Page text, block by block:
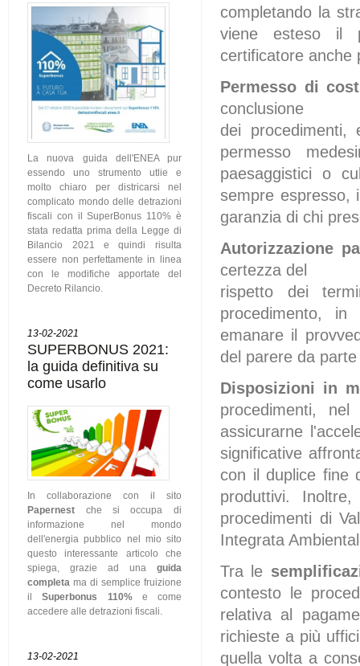
La nuova guida dell'ENEA pur
essendo uno strumento utlie e
molto chiaro per districarsi nel
complicato mondo delle detrazioni
fiscali con il SuperBonus 110% è
stata redatta prima della Legge di
Bilancio 2021 e quindi risulta
essere non perfettamente in linea
con le modifiche apportate del
Decreto Rilancio.
13-02-2021
SUPERBONUS 2021:
la guida definitiva su
come usarlo
In collaborazione con il sito
Papernest che si occupa di
informazione nel mondo
dell'energia pubblico nel mio sito
questo interessante articolo che
spiega, grazie ad una guida
completa ma di semplice fruizione
ilSuperbonus 110%e come
accedere alle detrazioni fiscali.
13-02-2021
completando la
viene esteso il
certificatore anche
Permesso di
conclusione
dei procedimenti,
permesso
paesaggistici o
sempre espresso,
garanzia di chi
Autorizzazione
certezza del
rispetto dei
procedimento, in
emanare il
del parere da
Disposizioni in
procedimenti,
assicurarne
significative
con il duplice fine
produttivi.
procedimenti di
Integrata
Tra le
contesto le
relativa al
richieste a più
quella volta a